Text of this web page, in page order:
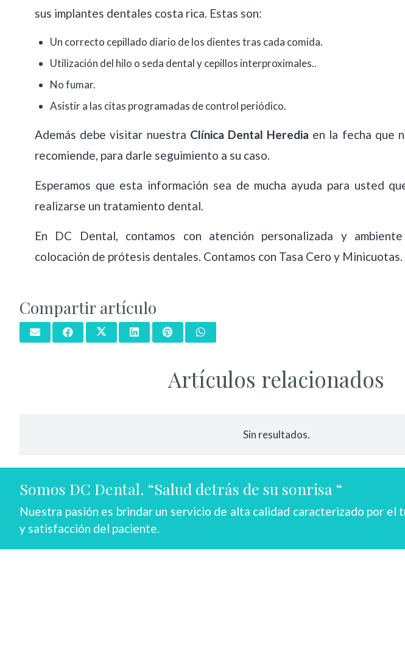
sus implantes dentales costa rica. Estas son:
Un correcto cepillado diario de los dientes tras cada comida.
Utilización del hilo o seda dental y cepillos interproximales..
No fumar.
Asistir a las citas programadas de control periódico.
Además debe visitar nuestra Clínica Dental Heredia en la fecha que
recomiende, para darle seguimiento a su caso.
Esperamos que esta información sea de mucha ayuda para usted
realizarse un tratamiento dental.
En DC Dental, contamos con atención personalizada y
colocación de prótesis dentales. Contamos con Tasa Cero y Minicuotas.
Compartir artículo
Artículos relacionados
Sin resultados.
Somos DC Dental. “Salud detrás de su sonrisa “
Nuestra pasión es brindar un servicio de alta calidad caracterizado por el
y satisfacción del paciente.